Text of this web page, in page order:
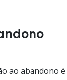
ao abandono